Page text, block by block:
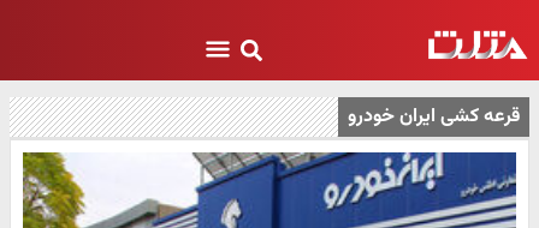
قرعه کشی ایران خودرو